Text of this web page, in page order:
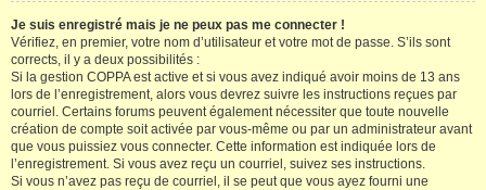
Je suis enregistré mais je ne peux pas me connecter !
Vérifiez, en premier, votre nom d’utilisateur et votre mot de passe. S’ils sont
corrects, il y a deux possibilités :
Si la gestion COPPA est active et si vous avez indiqué avoir moins de 13 ans
lors de l’enregistrement, alors vous devrez suivre les instructions reçues par
courriel. Certains forums peuvent également nécessiter que toute nouvelle
création de compte soit activée par vous-même ou par un administrateur avant
que vous puissiez vous connecter. Cette information est indiquée lors de
l’enregistrement. Si vous avez reçu un courriel, suivez ses instructions.
Si vous n’avez pas reçu de courriel, il se peut que vous ayez fourni une